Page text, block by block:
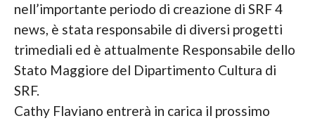
nell’importante periodo di creazione di SRF 4
news, è stata responsabile di diversi progetti
trimediali ed è attualmente Responsabile dello
Stato Maggiore del Dipartimento Cultura di
SRF.
Cathy Flaviano entrerà in carica il prossimo